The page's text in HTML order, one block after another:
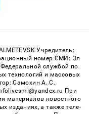
Учредитель:
номер СМИ: Эл
службой по
технологий и массовых
Самохин А. С.
При
материалов новостного
изданиях, а также теле-